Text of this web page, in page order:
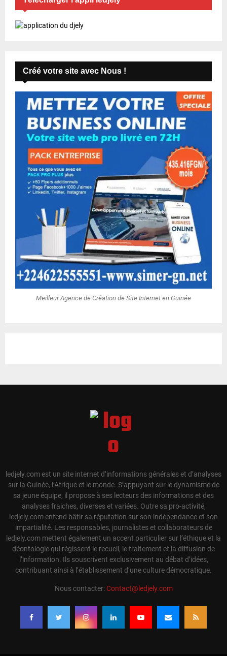
Créé votre site avec Nous !
Meilleur Agence de Création de Site Internet en Guinée
ledjely.com est un site internet d’informations générales et d’analyses
sur la Guinée, l’Afrique et le monde. S’appuyant sur le dynamisme de
sa jeune équipe, il propose à ses lecteurs des informations et des
analyses fraiches, diverses et variées. Outre sa pro-activité,
ledjely.com entend bâtir sa réputation sur son indépendance et son
impartialité. Les responsables, journalistes et collaborateurs de
ledjely.com mettent également un accent particulier sur l’éthique et la
déontologie qui régissent le recueil, le traitement et la diffusion de
l’information. Ils souscrivent exclusivement au débat d’idées,
contribuant ainsi à l’établissement d’une culture démocratique.
Nous contacter:Contact@ledjely.com